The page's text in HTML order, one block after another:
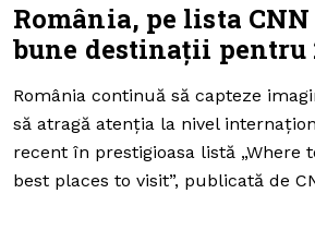
România, pe lista
bune destinații pentru
România continuă să capteze
să atragă atenția la nivel
recent în prestigioasa listă „Where
best places to visit”, publicată de